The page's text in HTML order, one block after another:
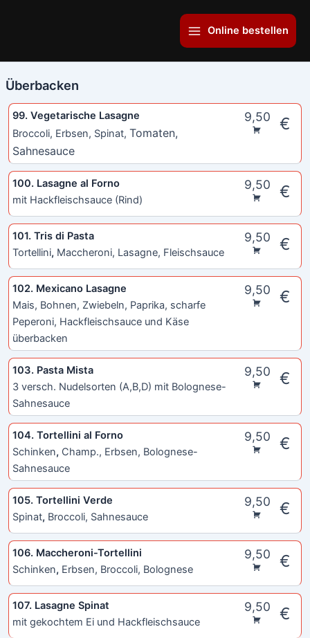
Main
Menu
Online bestellen
Überbacken
99. Vegetarische Lasagne 9,50 €
Broccoli, Erbsen, Spinat,Tomaten,
Sahnesauce
100. Lasagne al Forno 9,50 €
mit Hackfleischsauce (Rind)
101. Tris di Pasta 9,50 €
Tortellini, Maccheroni, Lasagne, Fleischsauce
102. Mexicano Lasagne 9,50 €
Mais, Bohnen, Zwiebeln, Paprika, scharfe
Peperoni, Hackfleischsauce und Käse
überbacken
103. Pasta Mista 9,50 €
3 versch. Nudelsorten (A,B,D) mit Bolognese-
Sahnesauce
104. Tortellini al Forno 9,50 €
Schinken, Champ., Erbsen, Bolognese-
Sahnesauce
105. Tortellini Verde 9,50 €
Spinat, Broccoli, Sahnesauce
106. Maccheroni-Tortellini 9,50 €
Schinken, Erbsen, Broccoli, Bolognese
107. Lasagne Spinat 9,50 €
mit gekochtem Ei und Hackfleischsauce